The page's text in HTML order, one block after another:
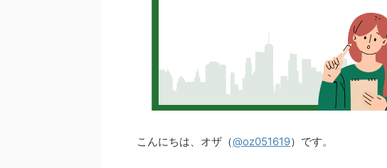
こんにちは、オザ（@oz051619）です。